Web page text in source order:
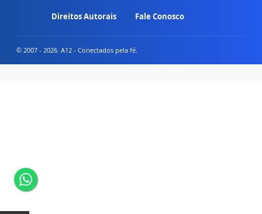
Direitos Autorais Fale Conosco
© 2007 - 2026. A12 - Conectados pela fé.